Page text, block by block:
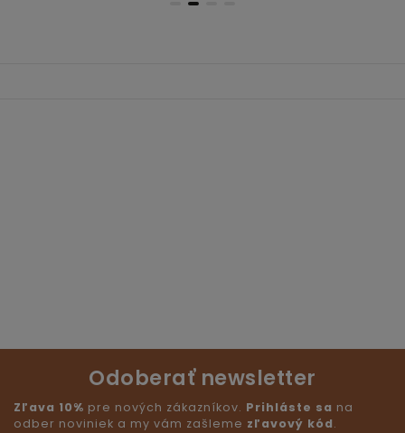
Odoberať newsletter
Zľava 10% pre nových zákazníkov. Prihláste sa na
odber noviniek a my vám zašleme zľavový kód.